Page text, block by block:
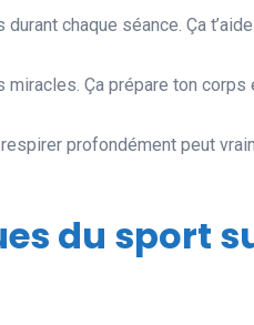
chaque séance. Ça
miracles. Ça prépare ton
profondément peut
du sport